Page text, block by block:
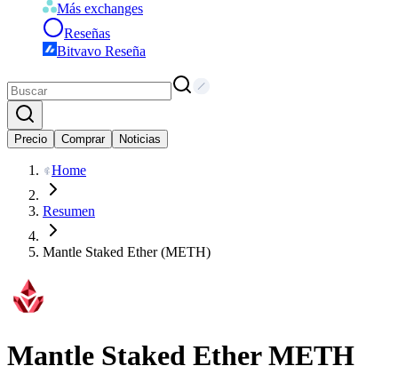
Más exchanges
Reseñas
Bitvavo Reseña
Precio Comprar Noticias
Home
Resumen
Mantle Staked Ether (METH)
Mantle Staked Ether METH